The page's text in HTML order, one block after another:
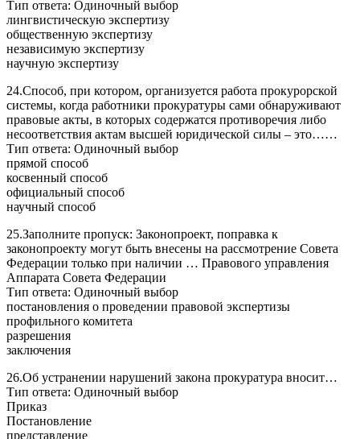
Тип ответа: Одиночный выбор
лингвистическую экспертизу
общественную экспертизу
независимую экспертизу
научную экспертизу
24.Способ, при котором, организуется работа прокурорской
системы, когда работники прокуратуры сами обнаруживают
правовые акты, в которых содержатся противоречия либо
несоответствия актам высшей юридической силы – это……
Тип ответа: Одиночный выбор
прямой способ
косвенный способ
официальный способ
научный способ
25.Заполните пропуск: Законопроект, поправка к
законопроекту могут быть внесены на рассмотрение Совета
Федерации только при наличии … Правового управления
Аппарата Совета Федерации
Тип ответа: Одиночный выбор
постановления о проведении правовой экспертизы
профильного комитета
разрешения
заключения
26.Об устранении нарушений закона прокуратура вносит…
Тип ответа: Одиночный выбор
Приказ
Постановление
представление